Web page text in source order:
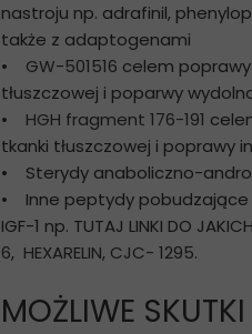
nastroju np. adrafinil,
także z adaptogenami
• GW-501516 celem
tłuszczowej i poparwy
• HGH fragment 176-191
tkanki tłuszczowej i poprawy
• Sterydy anaboliczno-
• Inne peptydy pobudzające
IGF-1 np. TUTAJ LINKI DO
6, HEXARELIN, CJC- 1295.
MOŻLIWE